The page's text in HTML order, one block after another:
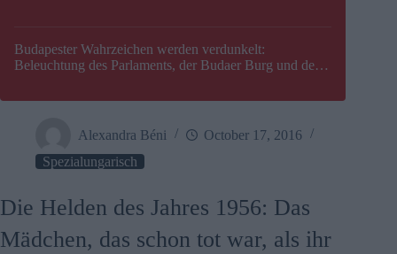
Budapester Wahrzeichen werden verdunkelt:
Beleuchtung des Parlaments, der Budaer Burg und der
Alexandra Béni
October 17, 2016
Spezialungarisch
Die Helden des Jahres 1956: Das
Mädchen, das schon tot war, als ihr